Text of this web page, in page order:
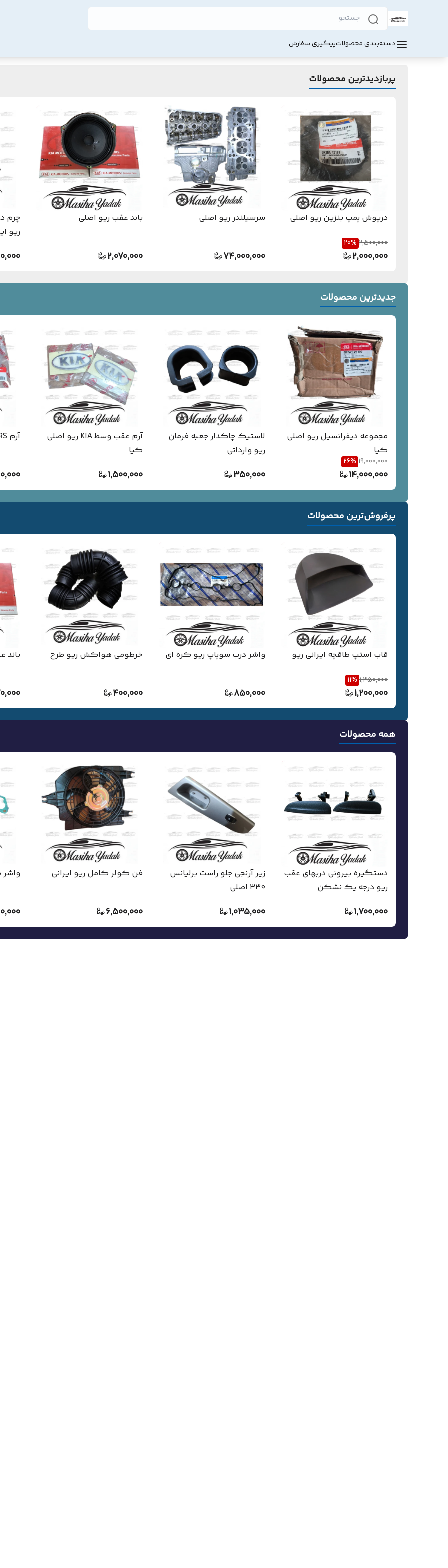
دسته‌بندی محصولاتپیگیری سفارش
پربازدیدترین محصولات
درپوش پمپ بنزین ریو اصلی
2,500,000
20%
2,000,000
سرسیلندر ریو اصلی
74,000,000
باند عقب ریو اصلی
2,070,000
چرم
ریو
جدیدترین محصولات
مجموعه دیفرانسیل ریو اصلی
کیا
19,000,000
26%
14,000,000
لاستیک چاکدار جعبه فرمان
ریو وارداتی
350,000
آرم عقب وسط KIA ریو اصلی
کیا
1,500,000
آرم RS ریو اصلی کیا
پرفروش‌ترین محصولات
قاب استپ طاقچه ایرانی ریو
1,350,000
11%
1,200,000
واشر درب سوپاپ ریو کره ای
850,000
خرطومی هواکش ریو طرح
400,000
باند
همه محصولات
دستگیره بیرونی دربهای عقب
ریو درجه یک نشکن
1,700,000
زیر آرنجی جلو راست برلیانس
۳۳۰ اصلی
1,035,000
فن کولر کامل ریو ایرانی
6,500,000
واشر